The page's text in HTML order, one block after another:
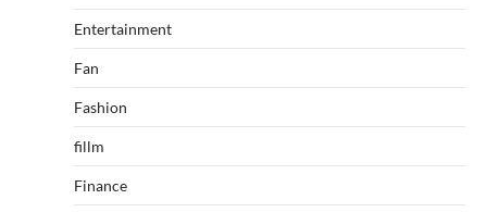
Entertainment
Fan
Fashion
fillm
Finance